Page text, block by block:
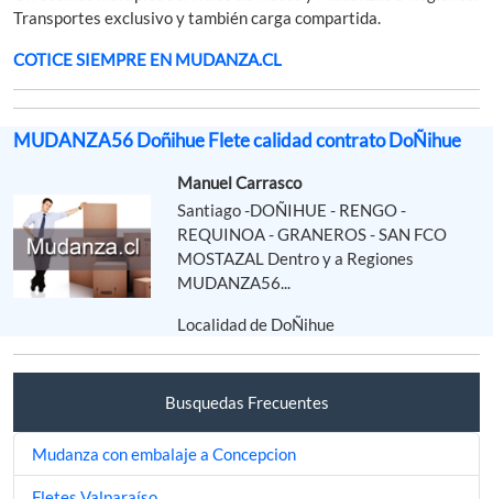
Transportes exclusivo y también carga compartida.
COTICE SIEMPRE EN MUDANZA.CL
MUDANZA56 Doñihue Flete calidad contrato DoÑihue
Manuel Carrasco
Santiago -DOÑIHUE - RENGO -
REQUINOA - GRANEROS - SAN FCO
MOSTAZAL Dentro y a Regiones
MUDANZA56...
Localidad de DoÑihue
Busquedas Frecuentes
Mudanza con embalaje a Concepcion